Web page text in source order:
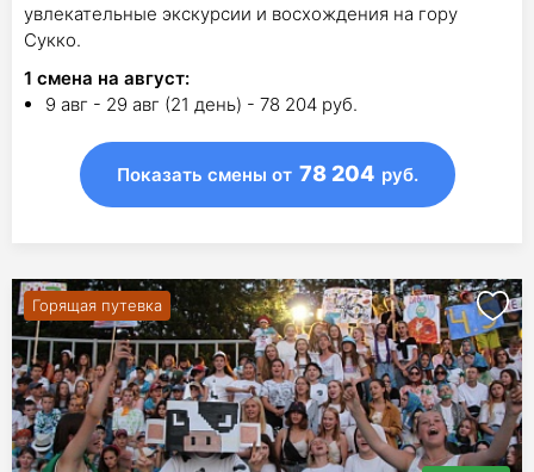
увлекательные экскурсии и восхождения на гору
Сукко.
1 смена на август:
9 авг - 29 авг (21 день) - 78 204 руб.
Показать смены от 78 204 руб.
Горящая путевка